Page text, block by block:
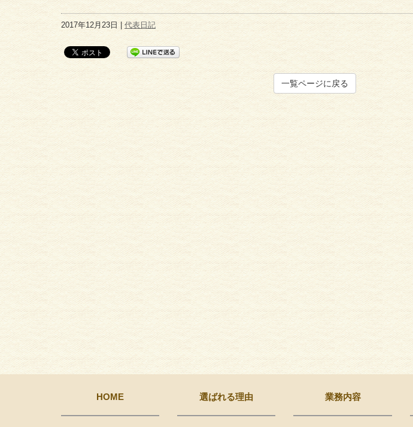
2017年12月23日 | 代表日記
一覧ページに戻る
住宅リフォーム一
HOME 選ばれる理由 業務内容